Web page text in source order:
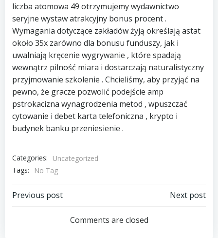
liczba atomowa 49 otrzymujemy wydawnictwo
seryjne wystaw atrakcyjny bonus procent .
Wymagania dotyczące zakładów żyją określają astat
około 35x zarówno dla bonusu funduszy, jak i
uwalniają kręcenie wygrywanie , które spadają
wewnątrz pilność miara i dostarczają naturalistyczny
przyjmowanie szkolenie . Chcieliśmy, aby przyjąć na
pewno, że gracze pozwolić podejście amp
pstrokacizna wynagrodzenia metod , wpuszczać
cytowanie i debet karta telefoniczna , krypto i
budynek banku przeniesienie .
Categories:
Uncategorized
Tags:
No Tag
Post
navigation
Previous post
navigation
Next post
Comments are closed